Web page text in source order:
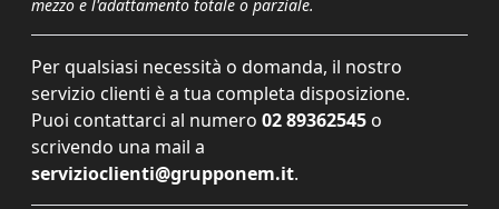
mezzo e l'adattamento totale o parziale.
Per qualsiasi necessità o domanda, il nostro
servizio clienti è a tua completa disposizione.
Puoi contattarci al numero 02 89362545 o
scrivendo una mail a
servizioclienti@grupponem.it.